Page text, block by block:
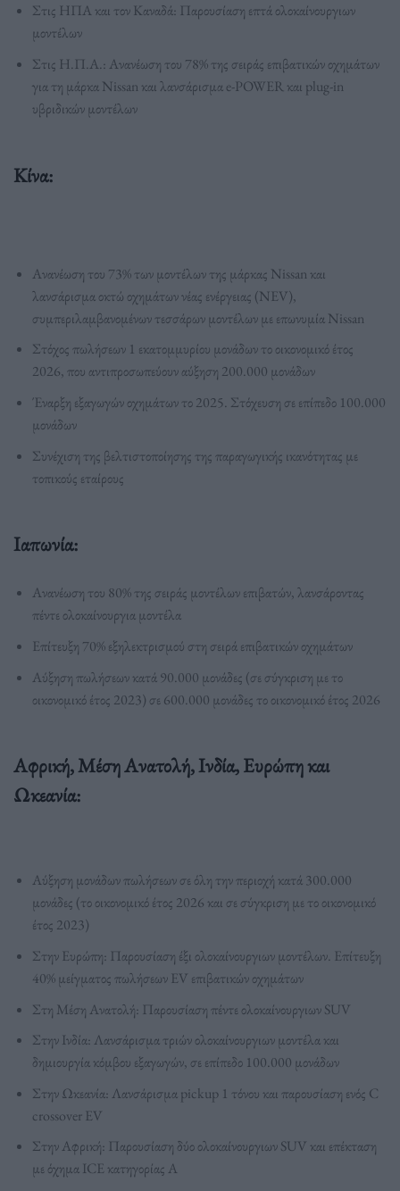
Στις ΗΠΑ και τον Καναδά: Παρουσίαση επτά ολοκαίνουργιων
μοντέλων
Στις Η.Π.Α.: Ανανέωση του 78% της σειράς επιβατικών οχημάτων
για τη μάρκα Nissan και λανσάρισμα e-POWER και plug-in
υβριδικών μοντέλων
Κίνα:
Ανανέωση του 73% των μοντέλων της μάρκας Nissan και
λανσάρισμα οκτώ οχημάτων νέας ενέργειας (NEV),
συμπεριλαμβανομένων τεσσάρων μοντέλων με επωνυμία Nissan
Στόχος πωλήσεων 1 εκατομμυρίου μονάδων το οικονομικό έτος
2026, που αντιπροσωπεύουν αύξηση 200.000 μονάδων
Έναρξη εξαγωγών οχημάτων το 2025. Στόχευση σε επίπεδο 100.000
μονάδων
Συνέχιση της βελτιστοποίησης της παραγωγικής ικανότητας με
τοπικούς εταίρους
Ιαπωνία:
Ανανέωση του 80% της σειράς μοντέλων επιβατών, λανσάροντας
πέντε ολοκαίνουργια μοντέλα
Επίτευξη 70% εξηλεκτρισμού στη σειρά επιβατικών οχημάτων
Αύξηση πωλήσεων κατά 90.000 μονάδες (σε σύγκριση με το
οικονομικό έτος 2023) σε 600.000 μονάδες το οικονομικό έτος 2026
Αφρική, Μέση Ανατολή, Ινδία, Ευρώπη και
Ωκεανία:
Αύξηση μονάδων πωλήσεων σε όλη την περιοχή κατά 300.000
μονάδες (το οικονομικό έτος 2026 και σε σύγκριση με το οικονομικό
έτος 2023)
Στην Ευρώπη: Παρουσίαση έξι ολοκαίνουργιων μοντέλων. Επίτευξη
40% μείγματος πωλήσεων EV επιβατικών οχημάτων
Στη Μέση Ανατολή: Παρουσίαση πέντε ολοκαίνουργιων SUV
Στην Ινδία: Λανσάρισμα τριών ολοκαίνουργιων μοντέλα και
δημιουργία κόμβου εξαγωγών, σε επίπεδο 100.000 μονάδων
Στην Ωκεανία: Λανσάρισμα pickup 1 τόνου και παρουσίαση ενός C
crossover EV
Στην Αφρική: Παρουσίαση δύο ολοκαίνουργιων SUV και επέκταση
με όχημα ICE κατηγορίας Α